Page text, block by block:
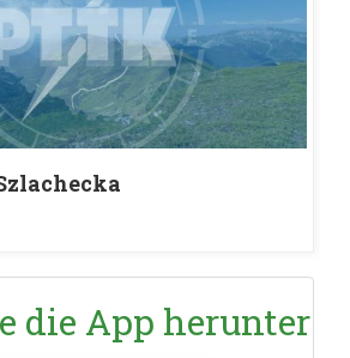
die App herunter